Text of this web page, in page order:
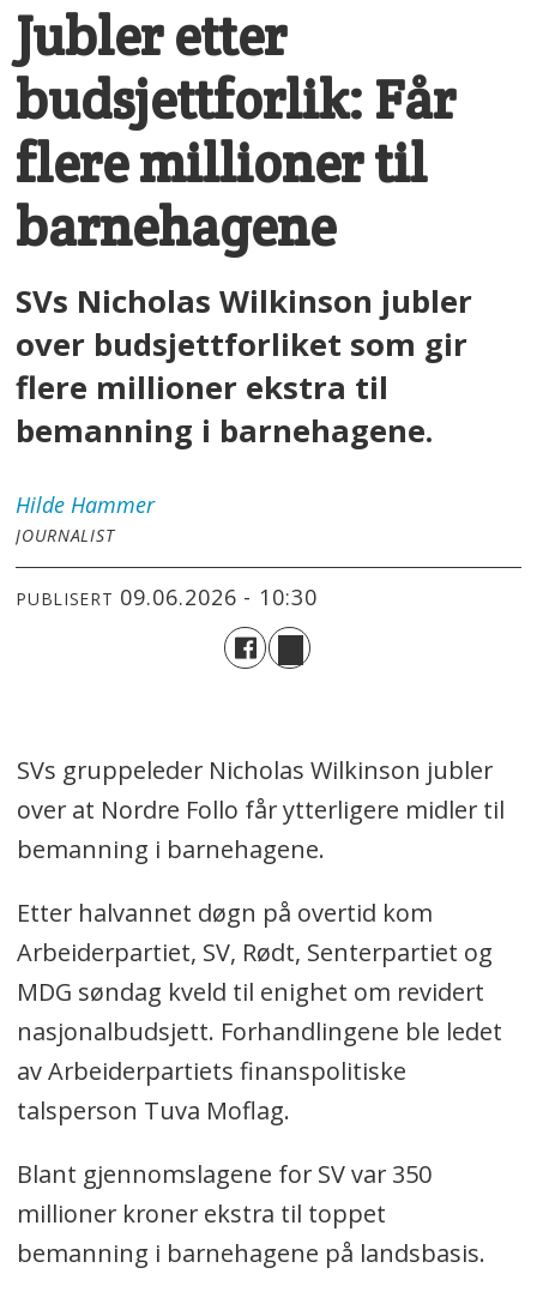
Jubler etter
budsjettforlik: Får
flere millioner til
barnehagene
SVs Nicholas Wilkinson jubler
over budsjettforliket som gir
flere millioner ekstra til
bemanning i barnehagene.
Hilde Hammer
JOURNALIST
PUBLISERT 09.06.2026 - 10:30
SVs gruppeleder Nicholas Wilkinson jubler
over at Nordre Follo får ytterligere midler til
bemanning i barnehagene.
Etter halvannet døgn på overtid kom
Arbeiderpartiet, SV, Rødt, Senterpartiet og
MDG søndag kveld til enighet om revidert
nasjonalbudsjett. Forhandlingene ble ledet
av Arbeiderpartiets finanspolitiske
talsperson Tuva Moflag.
Blant gjennomslagene for SV var 350
millioner kroner ekstra til toppet
bemanning i barnehagene på landsbasis.